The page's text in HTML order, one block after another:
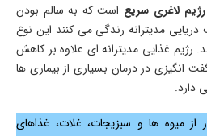
رژیم لاغری سریع است که به سالم بودن
مدیترانه رندگی می کنند این نوع
رژیم غذایی مدیترانه ای علاوه بر کاهش
انگیزی در درمان بسیاری از بیماری ها
دارد.
از میوه ها و سبزیجات، غلات، غذاهای